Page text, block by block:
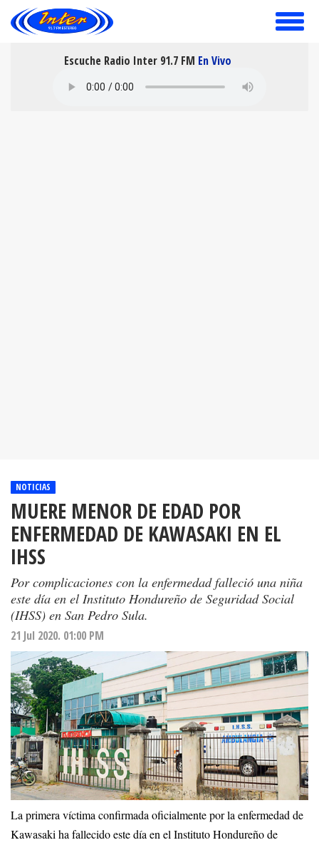
toggle
Escuche Radio Inter 91.7 FM En Vivo
NOTICIAS
MUERE MENOR DE EDAD POR
ENFERMEDAD DE KAWASAKI EN EL
IHSS
Por complicaciones con la enfermedad falleció una niña
este día en el Instituto Hondureño de Seguridad Social
(IHSS) en San Pedro Sula.
21 Jul 2020. 01:00 PM
La primera víctima confirmada oficialmente por la enfermedad de
Kawasaki ha fallecido este día en el Instituto Hondureño de